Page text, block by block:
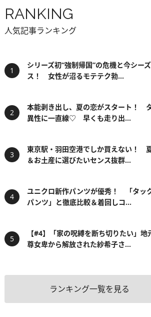
RANKING
人気記事ランキング
シリーズ初“強制帰国”の危機と今シー
ス！ 女性が沼るモテテク勃...
本能剥き出し、夏の恋がスタート！
異性に一直線♡ 早くも走り出...
東京駅・羽田空港でしか買えない！
＆お土産に選びたいセンス抜群...
ユニクロ新作パンツが優秀！ 「タッ
パンツ」と徹底比較＆着回しコ...
【#4】「家の呪縛を断ち切りたい」地
尊女卑から解放された紗希子さ...
ランキング一覧を見る